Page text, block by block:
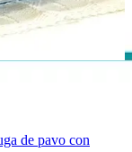
de pavo con